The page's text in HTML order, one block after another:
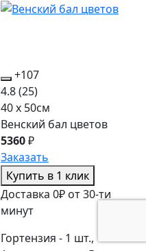
+107
4.8(25)
40 x 50см
Венский бал цветов
5360₽
Заказать
Купить в 1 клик
Доставка 0₽ от 30-ти
минут
Гортензия - 1 шт.,